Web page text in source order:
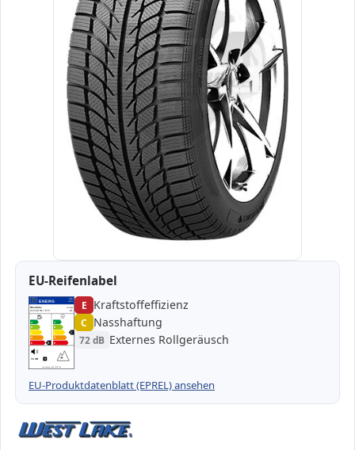
EU-Reifenlabel
ENERG 453781
Westlake WG2865
215/40 R17 87V C1
A
C
E
E
A
C
C
E
72 dB
Verordnung (EU) 2020/740
E Kraftstoffeffizienz
C Nasshaftung
72 dB Externes Rollgeräusch
EU-Produktdatenblatt (EPREL) ansehen